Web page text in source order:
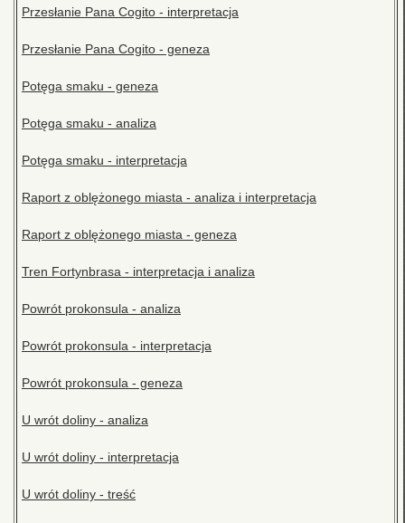
Przesłanie Pana Cogito - interpretacja
Przesłanie Pana Cogito - geneza
Potęga smaku - geneza
Potęga smaku - analiza
Potęga smaku - interpretacja
Raport z oblężonego miasta - analiza i interpretacja
Raport z oblężonego miasta - geneza
Tren Fortynbrasa - interpretacja i analiza
Powrót prokonsula - analiza
Powrót prokonsula - interpretacja
Powrót prokonsula - geneza
U wrót doliny - analiza
U wrót doliny - interpretacja
U wrót doliny - treść